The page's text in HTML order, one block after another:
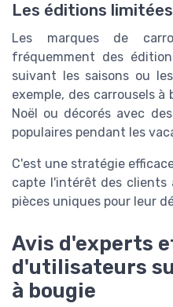
Les éditions
Les marques de
fréquemment des
suivant les saisons ou
exemple, des carrousels
Noël ou décorés avec
populaires pendant les
C'est une stratégie
capte l'intérêt des clients
pièces uniques pour leur
Avis d'experts
d'utilisateurs
à bougie